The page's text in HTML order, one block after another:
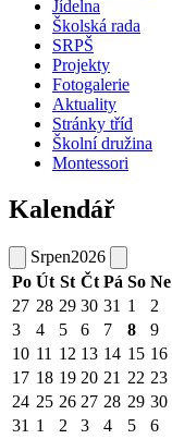
Jídelna
Školská rada
SRPŠ
Projekty
Fotogalerie
Aktuality
Stránky tříd
Školní družina
Montessori
Kalendář
Srpen2026
Po Út St Čt Pá So Ne
27 28 29 30 31 1
2
3
4 5 6 7 8
9
10 11 12 13 14 15 16
17 18 19 20 21 22 23
24 25 26 27 28 29 30
31 1 2 3 4 5 6